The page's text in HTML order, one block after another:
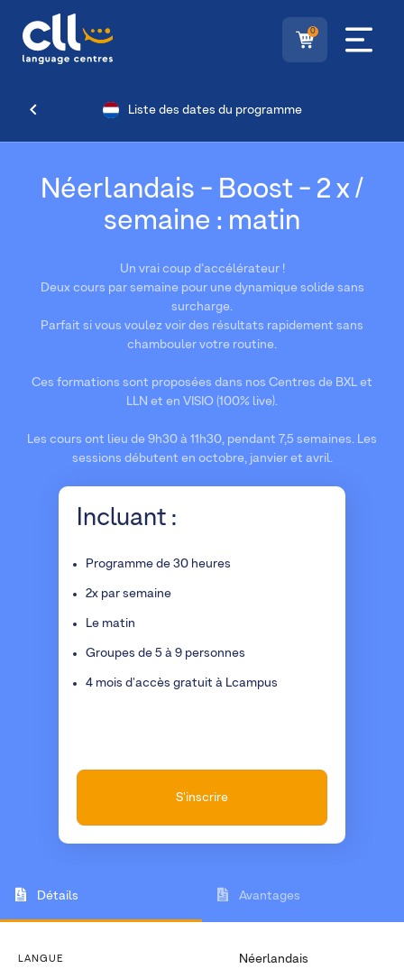
0
Liste des dates du programme
Néerlandais - Boost - 2 x /
semaine : matin
Un vrai coup d’accélérateur !
Deux cours par semaine pour une dynamique solide sans
surcharge.
Parfait si vous voulez voir des résultats rapidement sans
chambouler votre routine.
Ces formations sont proposées dans nos Centres de BXL et
LLN et en VISIO (100% live).
Les cours ont lieu de 9h30 à 11h30, pendant 7,5 semaines. Les
sessions débutent en octobre, janvier et avril.
Incluant :
Programme de 30 heures
2x par semaine
Le matin
Groupes de 5 à 9 personnes
4 mois d'accès gratuit à Lcampus
S'inscrire
Détails Avantages
LANGUE Néerlandais